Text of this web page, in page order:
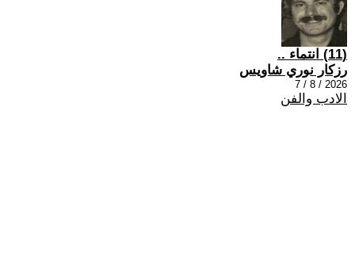
(11) انتماء ..
رزكار نوري شاويس
2026 / 8 / 7
الادب والفن